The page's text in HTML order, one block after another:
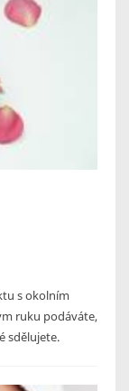
s okolním
ruku podáváte,
sdělujete.